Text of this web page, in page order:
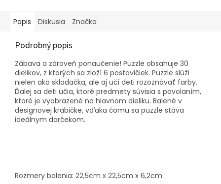
Popis Diskusia Značka
Podrobný popis
Zábava a zároveň ponaučenie! Puzzle obsahuje 30
dielikov, z ktorých sa zloží 6 postavičiek. Puzzle slúži
nielen ako skladačka, ale aj učí deti rozoznávať farby.
Ďalej sa deti učia, ktoré predmety súvisia s povolaním,
ktoré je vyobrazené na hlavnom dieliku. Balené v
designovej krabičke, vďaka čomu sa puzzle stáva
ideálnym darčekom.
Rozmery balenia: 22,5cm x 22,5cm x 6,2cm.